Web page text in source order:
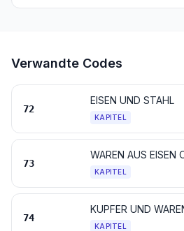
Verwandte Codes
72
EISEN UND STAHL
KAPITEL
73
WAREN AUS EISEN
KAPITEL
74
KUPFER UND
KAPITEL